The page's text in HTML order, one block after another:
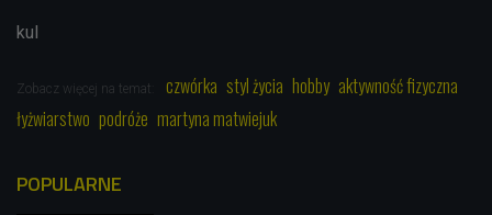
kul
Zobacz więcej na temat: czwórka styl życia hobby aktywność fizyczna
łyżwiarstwo podróże martyna matwiejuk
POPULARNE